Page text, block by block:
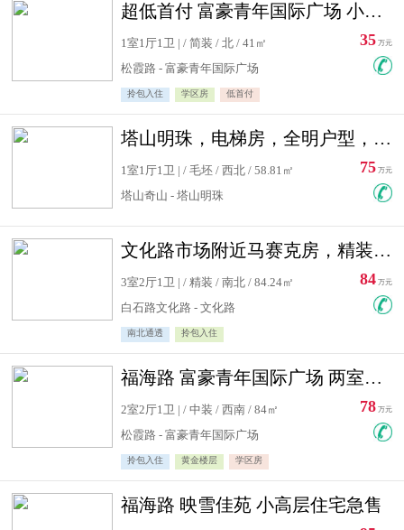
超低首付 富豪青年国际广场 小高层住宅急售
1室1厅1卫 | / 简装 / 北 / 41㎡
松霞路 - 富豪青年国际广场
拎包入住 学区房 低首付
35 万元
塔山明珠，电梯房，全明户型，视野好，毛坯房，看房有钥匙
1室1厅1卫 | / 毛坯 / 西北 / 58.81㎡
塔山奇山 - 塔山明珠
75 万元
文化路市场附近马赛克房，精装修三居室，南北通透，实用面积大
3室2厅1卫 | / 精装 / 南北 / 84.24㎡
白石路文化路 - 文化路
南北通透 拎包入住
84 万元
福海路 富豪青年国际广场 两室住宅急售
2室2厅1卫 | / 中装 / 西南 / 84㎡
松霞路 - 富豪青年国际广场
拎包入住 黄金楼层 学区房
78 万元
福海路 映雪佳苑 小高层住宅急售